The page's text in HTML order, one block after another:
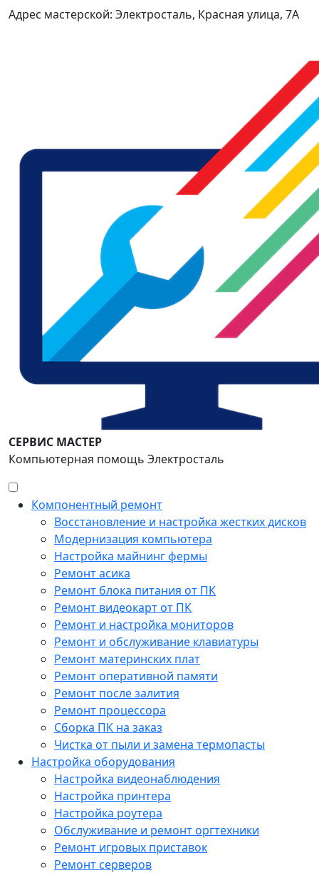
Адрес мастерской: Электросталь, Красная улица, 7А
СЕРВИС МАСТЕР
Компьютерная помощь Электросталь
Компонентный ремонт
Восстановление и настройка жестких дисков
Модернизация компьютера
Настройка майнинг фермы
Ремонт асика
Ремонт блока питания от ПК
Ремонт видеокарт от ПК
Ремонт и настройка мониторов
Ремонт и обслуживание клавиатуры
Ремонт материнских плат
Ремонт оперативной памяти
Ремонт после залития
Ремонт процессора
Сборка ПК на заказ
Чистка от пыли и замена термопасты
Настройка оборудования
Настройка видеонаблюдения
Настройка принтера
Настройка роутера
Обслуживание и ремонт оргтехники
Ремонт игровых приставок
Ремонт серверов